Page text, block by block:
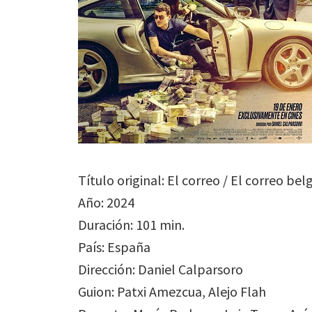
Título original: El correo / El correo
Año: 2024
Duración: 101 min.
País: España
Dirección: Daniel Calparsoro
Guion: Patxi Amezcua, Alejo Flah